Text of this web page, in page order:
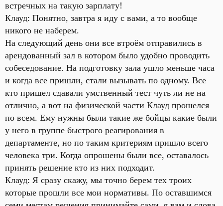
встречных на такую зарплату!
Клауд: Понятно, завтра я иду с вами, а то вообще
никого не наберем.
На следующий день они все втроём отправились в
арендованный зал в котором было удобно проводить
собеседование. На подготовку зала ушло меньше часа
и когда все пришли, стали вызывать по одному. Все
кто пришел сдавали умственный тест чуть ли не на
отлично, а вот на физической части Клауд прошелся
по всем. Ему нужны были такие же бойцы какие были
у него в группе быстрого реагирования в
департаменте, но по таким критериям пришло всего
человека три. Когда опрошены были все, оставалось
принять решение кто из них подходит.
Клауд: Я сразу скажу, мы точно берем тех троих
которые прошли все мои нормативы. По оставшимся